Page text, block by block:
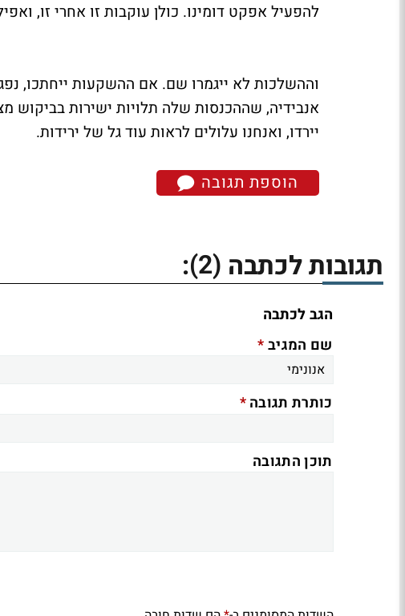
להפעיל אפקט דומינו. כולן עוקבות זו אחרי זו,
וההשלכות לא ייגמרו שם. אם ההשקעות ייחתכו,
אנבידיה, שההכנסות שלה תלויות ישירות בביקוש
יירדו, ואנחנו עלולים לראות עוד גל של ירידות.
הוספת תגובה
תגובות לכתבה (2)
:
הגב לכתבה
שם המגיב*
כותרת תגובה*
תוכן התגובה